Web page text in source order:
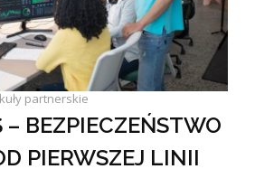
partnerskie
– BEZPIECZEŃSTWO
PIERWSZEJ LINII